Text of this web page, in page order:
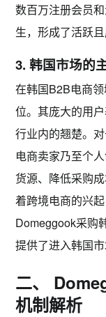
数百万注册会员
生，形成了活跃
3. 韩国市场的
在韩国B2B电商
位。其庞大的用
行业内的翘楚。
电商卖家乃至个
货源、降低采购
着跨境电商的兴
Domeggook采购
提供了进入韩国市
二、
机制解析